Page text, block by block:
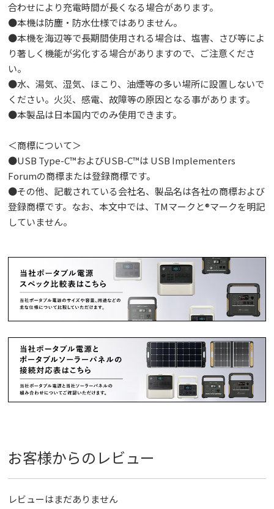
合わせにより充電時間が長くなる場合があります。
●本機は防塵・防水仕様ではありません。
●本機を海辺等で長期間使用される場合は、塩害、さび等によ
り著しく機能が劣化する場合がありますので、ご注意くださ
い。
●水、湯気、湿気、ほこり、油煙等の多い場所に設置しないで
ください。火災、感電、故障等の原因となる事があります。
●本製品は日本国内でのみ使用できます。
＜商標について＞
●USB Type-C™およびUSB-C™は USB Implementers
Forumの商標または登録商標です。
●その他、記載されている会社名、製品名は各社の商標および
登録商標です。なお、本文中では、TMマークと®マークを明記
していません。
お客様からのレビュー
レビューはまだありません